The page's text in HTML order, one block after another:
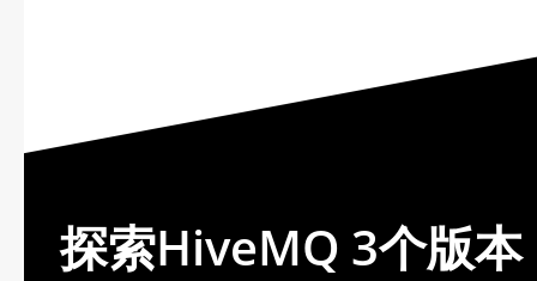
探索HiveMQ 3个版本